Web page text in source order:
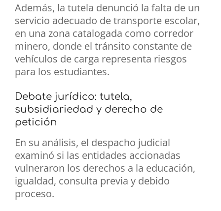
Además, la tutela denunció la falta de un
servicio adecuado de transporte escolar,
en una zona catalogada como corredor
minero, donde el tránsito constante de
vehículos de carga representa riesgos
para los estudiantes.
Debate jurídico: tutela,
subsidiariedad y derecho de
petición
En su análisis, el despacho judicial
examinó si las entidades accionadas
vulneraron los derechos a la educación,
igualdad, consulta previa y debido
proceso.